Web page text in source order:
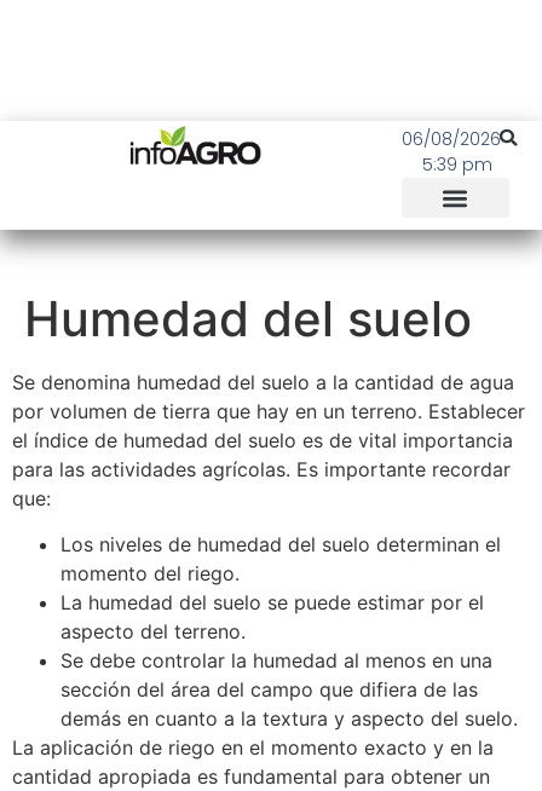
06/08/2026
5:39 pm
Humedad del suelo
Se denomina humedad del suelo a la cantidad de agua
por volumen de tierra que hay en un terreno. Establecer
el índice de humedad del suelo es de vital importancia
para las actividades agrícolas. Es importante recordar
que:
Los niveles de humedad del suelo determinan el
momento del riego.
La humedad del suelo se puede estimar por el
aspecto del terreno.
Se debe controlar la humedad al menos en una
sección del área del campo que difiera de las
demás en cuanto a la textura y aspecto del suelo.
La aplicación de riego en el momento exacto y en la
cantidad apropiada es fundamental para obtener un